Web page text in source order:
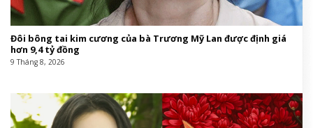
Đôi bông tai kim cương của bà Trương Mỹ Lan được định giá
hơn 9,4 tỷ đồng
9 Tháng 8, 2026